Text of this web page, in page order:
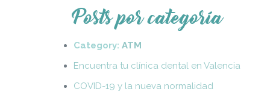
Posts por categoría
Category:ATM
Encuentra tu clínica dental en Valencia
COVID-19 y la nueva normalidad